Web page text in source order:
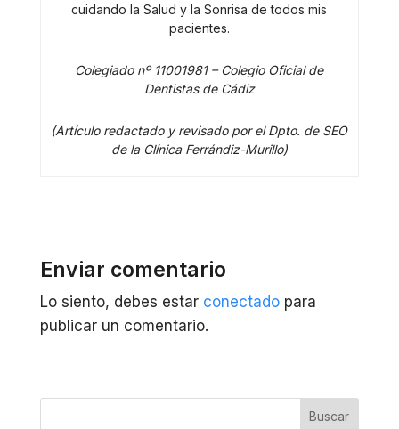
cuidando la Salud y la Sonrisa de todos mis
pacientes.
Colegiado nº 11001981 – Colegio Oficial de
Dentistas de Cádiz
(Artículo redactado y revisado por el Dpto. de SEO
de la Clínica Ferrándiz-Murillo)
Enviar comentario
Lo siento, debes estar conectadopara
publicar un comentario.